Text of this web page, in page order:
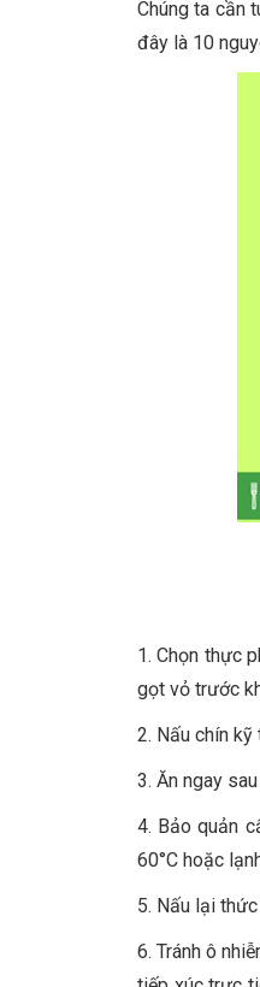
Chúng ta cần
đây là 10
1. Chọn thực
gọt vỏ trước
2. Nấu chín
3. Ăn ngay
4. Bảo quản
60°C hoặc
5. Nấu lại
6. Tránh ô